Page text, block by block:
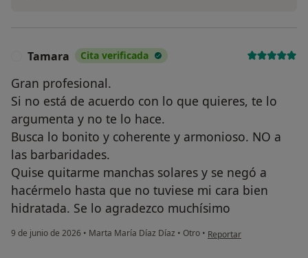
Tamara Cita verificada
Gran profesional.
Si no está de acuerdo con lo que quieres, te lo
argumenta y no te lo hace.
Busca lo bonito y coherente y armonioso. NO a
las barbaridades.
Quise quitarme manchas solares y se negó a
hacérmelo hasta que no tuviese mi cara bien
hidratada. Se lo agradezco muchísimo
9 de junio de 2026 • Marta María Díaz Díaz • Otro • en opinión del usuario
Reportar